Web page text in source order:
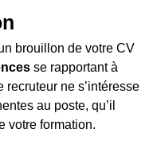
brouillon de votre CV
se rapportant à
recruteur ne s’intéresse
au poste, qu’il
votre formation.